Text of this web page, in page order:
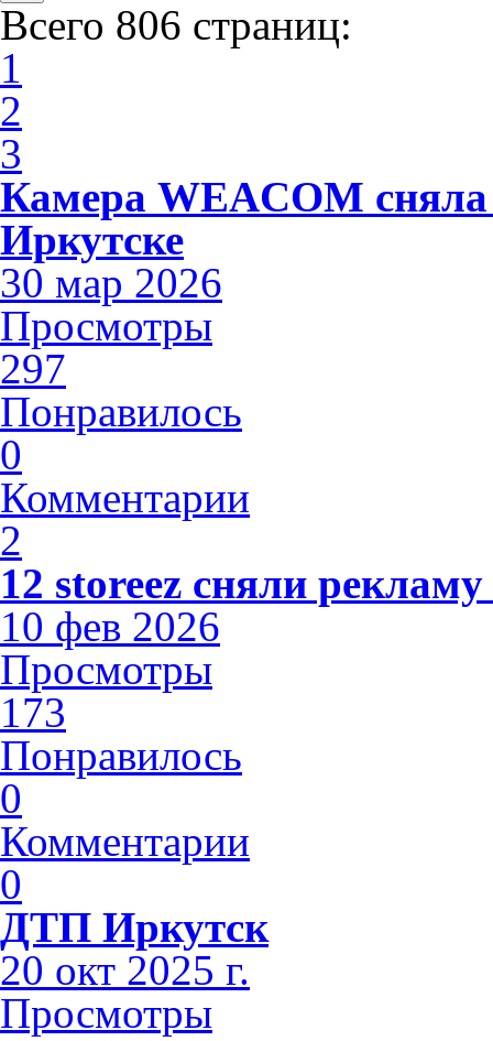
Всего 806 страниц:
1
2
3
Камера WEACOM
Иркутске
30 мар 2026
Просмотры
297
Понравилось
0
Комментарии
2
12 storeez сняли
10 фев 2026
Просмотры
173
Понравилось
0
Комментарии
0
ДТП Иркутск
20 окт 2025 г.
Просмотры